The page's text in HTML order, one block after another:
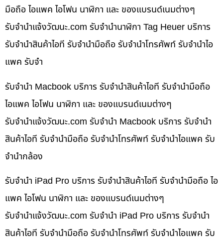
มือถือ ไอแพค ไอโฟน นาฬิกา และ ของแบรนด์เนมต่างๆ
รับจํานําแจ้งวัฒนะ.com รับจำนำนาฬิกา Tag Heuer บริการ
รับจำนำสินค้าไอที รับจำนำมือถือ รับจำนำโทรศัพท์ รับจำนำไอ
แพค รับจำ
รับจำนำ Macbook บริการ รับจำนำสินค้าไอที รับจำนำมือถือ
ไอแพค ไอโฟน นาฬิกา และ ของแบรนด์เนมต่างๆ
รับจํานําแจ้งวัฒนะ.com รับจำนำ Macbook บริการ รับจำนำ
สินค้าไอที รับจำนำมือถือ รับจำนำโทรศัพท์ รับจำนำไอแพค รับ
จำนำกล้อง
รับจำนำ iPad Pro บริการ รับจำนำสินค้าไอที รับจำนำมือถือ ไอ
แพค ไอโฟน นาฬิกา และ ของแบรนด์เนมต่างๆ
รับจํานําแจ้งวัฒนะ.com รับจำนำ iPad Pro บริการ รับจำนำ
สินค้าไอที รับจำนำมือถือ รับจำนำโทรศัพท์ รับจำนำไอแพค รับ